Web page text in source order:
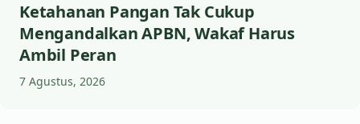
Ketahanan Pangan Tak Cukup
Mengandalkan APBN, Wakaf Harus
Ambil Peran
7 Agustus, 2026